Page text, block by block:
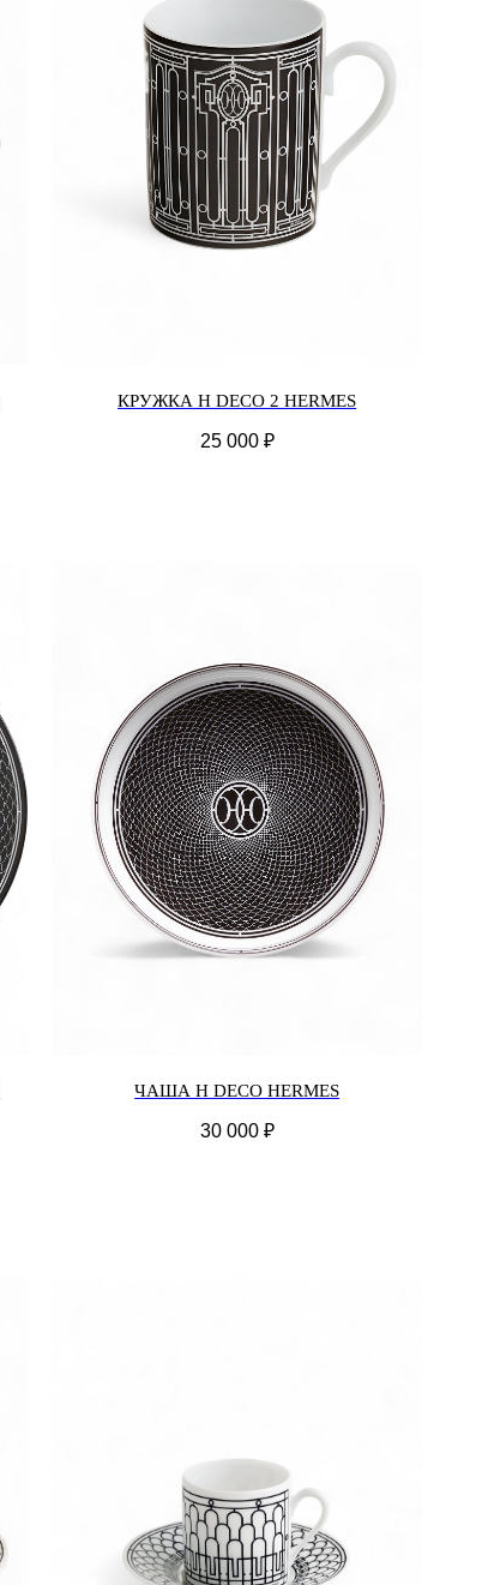
КРУЖКА H DECO 2 HERMES
25 000 ₽
ЧАША H DECO HERMES
30 000 ₽